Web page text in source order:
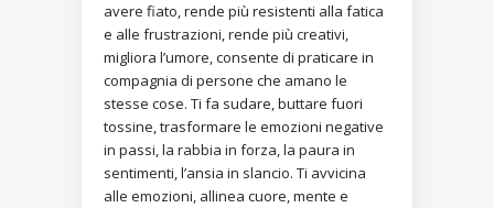
avere fiato, rende più resistenti alla fatica
e alle frustrazioni, rende più creativi,
migliora l’umore, consente di praticare in
compagnia di persone che amano le
stesse cose. Ti fa sudare, buttare fuori
tossine, trasformare le emozioni negative
in passi, la rabbia in forza, la paura in
sentimenti, l’ansia in slancio. Ti avvicina
alle emozioni, allinea cuore, mente e